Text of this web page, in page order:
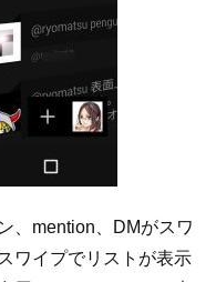
、mention、DMがスワ
ワイプでリストが表示